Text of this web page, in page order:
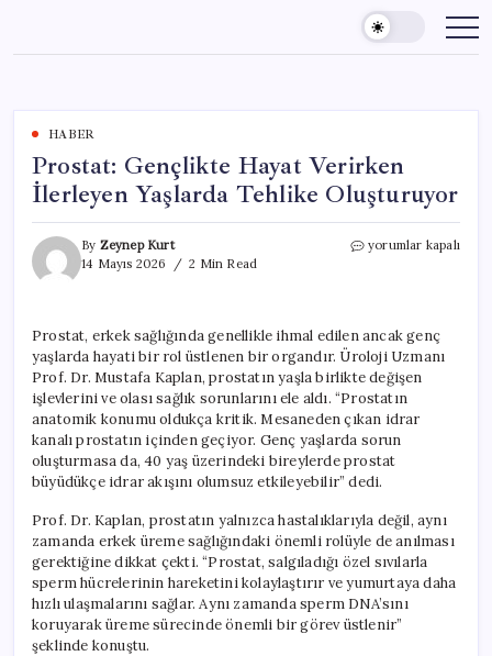
content
HABER
Prostat: Gençlikte Hayat Verirken
İlerleyen Yaşlarda Tehlike Oluşturuyor
By Zeynep Kurt
14 Mayıs 2026
2 Min Read
Prostat:
Yaşlarda
Tehlike
Oluşturuyor
için
yorumlar kapalı
Prostat, erkek sağlığında genellikle ihmal edilen ancak genç
yaşlarda hayati bir rol üstlenen bir organdır. Üroloji Uzmanı
Prof. Dr. Mustafa Kaplan, prostatın yaşla birlikte değişen
işlevlerini ve olası sağlık sorunlarını ele aldı. “Prostatın
anatomik konumu oldukça kritik. Mesaneden çıkan idrar
kanalı prostatın içinden geçiyor. Genç yaşlarda sorun
oluşturmasa da, 40 yaş üzerindeki bireylerde prostat
büyüdükçe idrar akışını olumsuz etkileyebilir” dedi.
Prof. Dr. Kaplan, prostatın yalnızca hastalıklarıyla değil, aynı
zamanda erkek üreme sağlığındaki önemli rolüyle de anılması
gerektiğine dikkat çekti. “Prostat, salgıladığı özel sıvılarla
sperm hücrelerinin hareketini kolaylaştırır ve yumurtaya daha
hızlı ulaşmalarını sağlar. Aynı zamanda sperm DNA’sını
koruyarak üreme sürecinde önemli bir görev üstlenir”
şeklinde konuştu.